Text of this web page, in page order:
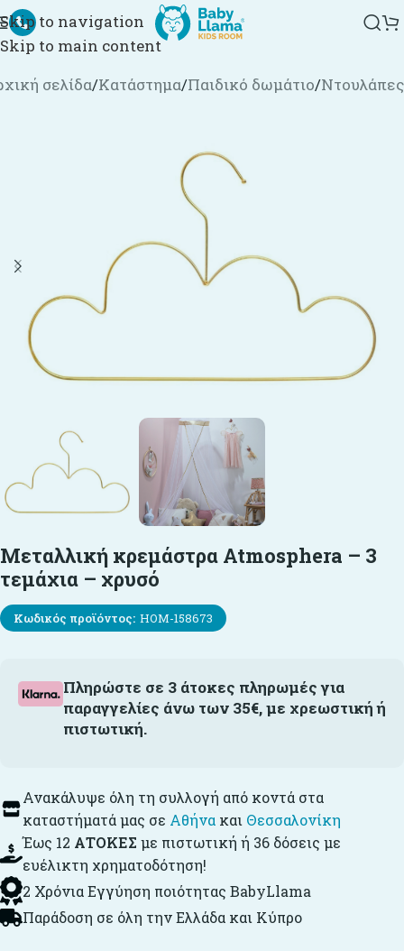
Skip to navigation
Skip to main content
σελίδα/Κατάστημα/Παιδικό δωμάτιο/Ντουλάπες
Μεταλλική κρεμάστρα Atmosphera – 3
τεμάχια – χρυσό
Κωδικός προϊόντος: HOM-158673
Πληρώστε σε 3 άτοκες πληρωμές για
παραγγελίες άνω των 35€, με χρεωστική ή
πιστωτική.
Ανακάλυψε όλη τη συλλογή από κοντά στα
καταστήματά μας σε Αθήνα και Θεσσαλονίκη
Έως 12 ΑΤΟΚΕΣ με πιστωτική ή 36 δόσεις με
ευέλικτη χρηματοδότηση!
2 Χρόνια Εγγύηση ποιότητας BabyLlama
Παράδοση σε όλη την Ελλάδα και Κύπρο